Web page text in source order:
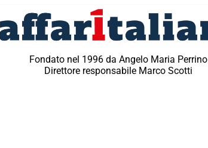
Fondato nel 1996 da Angelo Maria Perrino
Direttore responsabile Marco Scotti